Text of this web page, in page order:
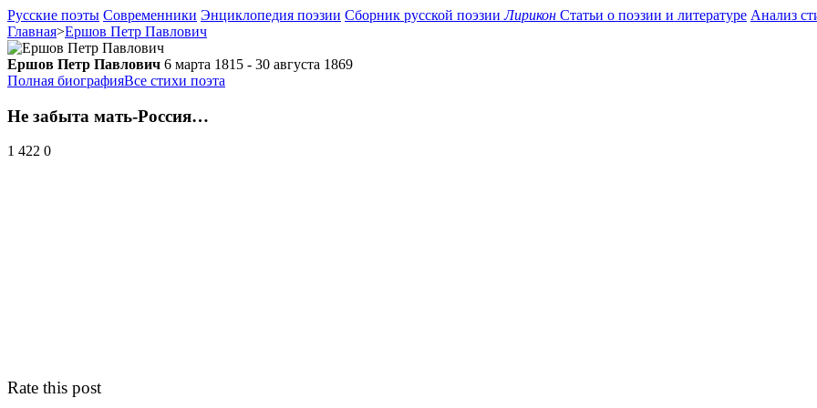
Русские поэты Современники Энциклопедия поэзии Сборник русской поэзии Лирикон Статьи о поэзии и литературе Анализ
Главная>Ершов Петр Павлович
Ершов Петр Павлович 6 марта 1815 - 30 августа 1869
Полная биографияВсе стихи поэта
Не забыта мать-Россия…
1 422 0
Rate this post